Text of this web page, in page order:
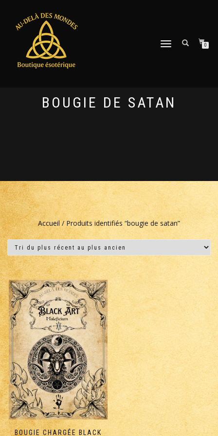
DÉPLIER
0
BOUGIE DE SATAN
Accueil/ Produits identifiés “bougie de satan”
BOUGIE CHARGÉE BLACK